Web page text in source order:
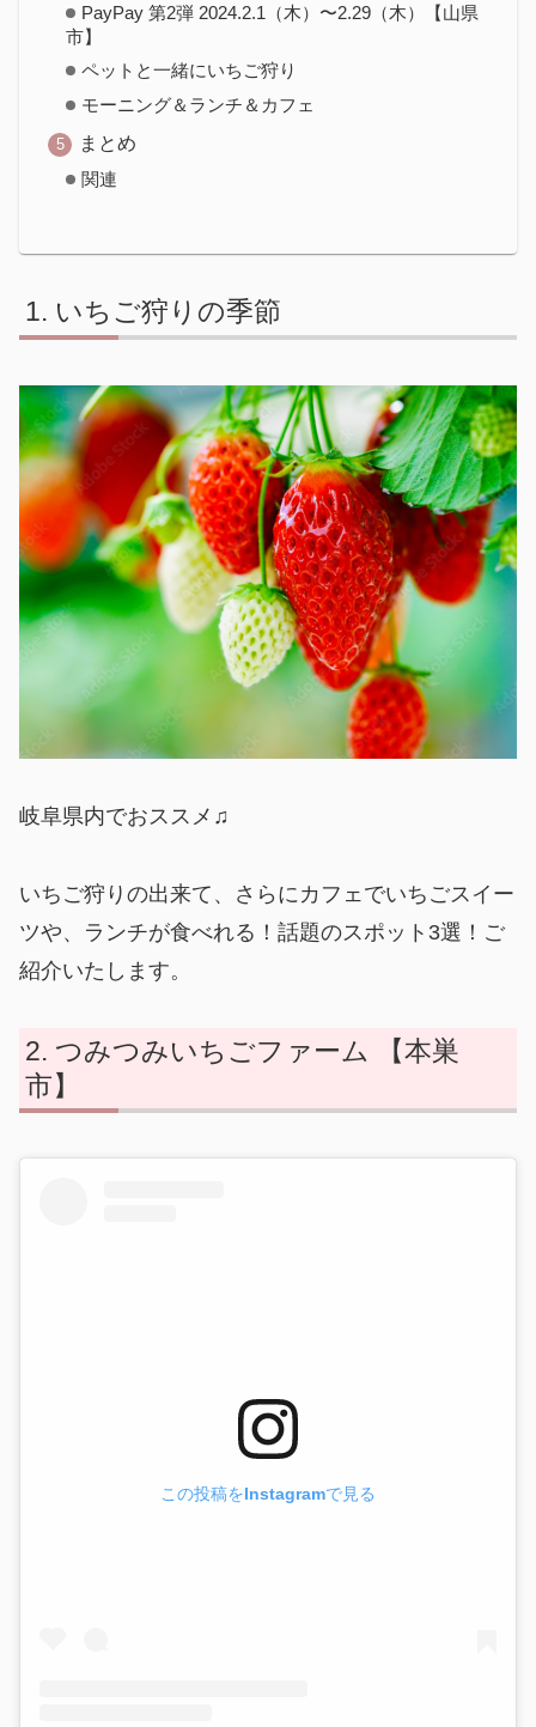
PayPay 第2弾 2024.2.1（木）〜2.29（木）【山県
市】
ペットと一緒にいちご狩り
モーニング＆ランチ＆カフェ
まとめ
関連
いちご狩りの季節
岐阜県内でおススメ♫
いちご狩りの出来て、さらにカフェでいちごスイー
ツや、ランチが食べれる！話題のスポット3選！ご
紹介いたします。
つみつみいちごファーム 【本巣
市】
この投稿をInstagramで見る